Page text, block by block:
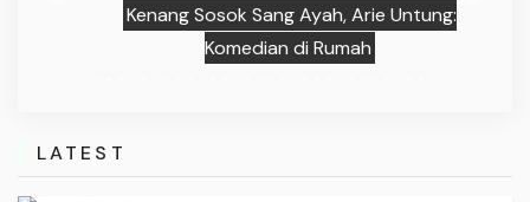
Kenang Sosok Sang Ayah, Arie Untung:
Komedian di Rumah
LATEST